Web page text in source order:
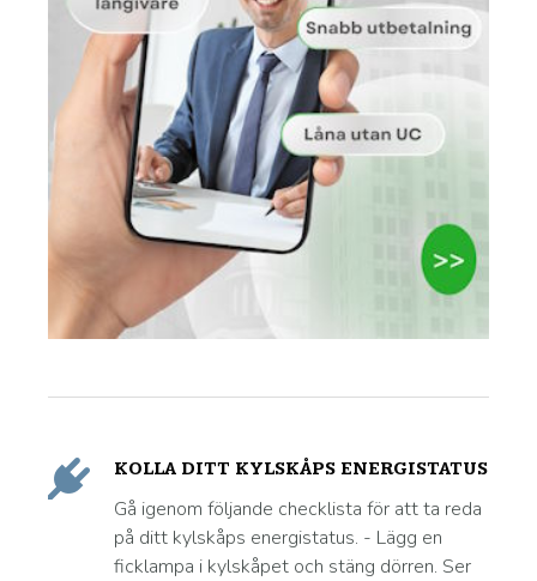
KOLLA DITT KYLSKÅPS ENERGISTATUS
Gå igenom följande checklista för att ta reda
på ditt kylskåps energistatus. - Lägg en
ficklampa i kylskåpet och stäng dörren. Ser